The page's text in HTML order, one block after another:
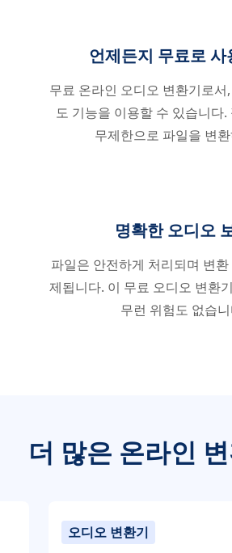
언제든지 무료로 사
무료 온라인 오디오 변환기로서
도 기능을 이용할 수 있습니다
무제한으로 파일을 변
명확한 오디오
파일은 안전하게 처리되며 변
제됩니다. 이 무료 오디오 변환
무런 위험도 없습
더 많은 온라인
오디오 변환기